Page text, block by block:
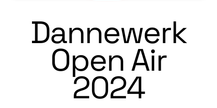
Dannewerk
Open Air
2024